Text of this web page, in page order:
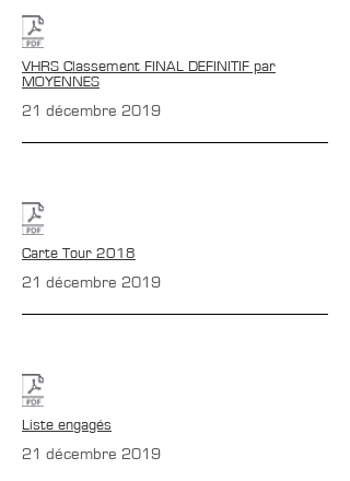
VHRS Classement FINAL DEFINITIF par
MOYENNES
21 décembre 2019
Carte Tour 2018
21 décembre 2019
Liste engagés
21 décembre 2019